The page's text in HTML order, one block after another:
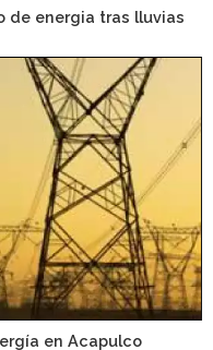
de energia tras lluvias
en Acapulco